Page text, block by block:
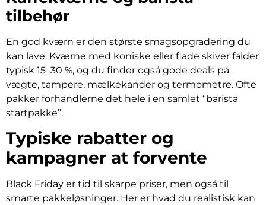
tilbehør
En god kværn er den største smagsopgradering du
kan lave. Kværne med koniske eller flade skiver falder
typisk 15–30 %, og du finder også gode deals på
vægte, tampere, mælkekander og termometre. Ofte
pakker forhandlerne det hele i en samlet “barista
startpakke”.
Typiske rabatter og
kampagner at forvente
Black Friday er tid til skarpe priser, men også til
smarte pakkeløsninger. Her er hvad du realistisk kan